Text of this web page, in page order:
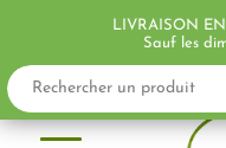
LIVRAISON
Sauf les